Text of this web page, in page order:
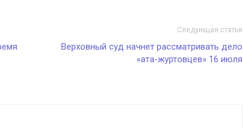
Следующая статья
Верховный суд начнет рассматривать дело
«ата-журтовцев» 16 июля